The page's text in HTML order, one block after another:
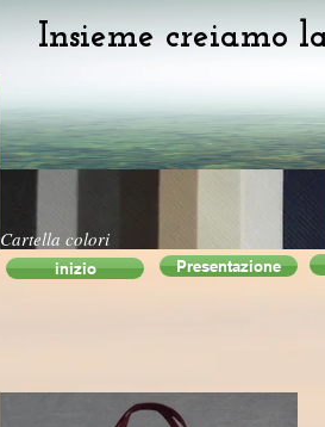
Insieme creiamo
Cartella colori
inizio Presentazione